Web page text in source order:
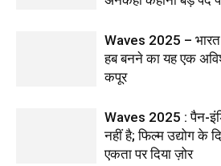
Waves 2025 –
हब बनने का यह एक
कपूर
Waves 2025 : पैन-
नहीं है; फिल्म उद्योग के
एकता पर दिया ज़ोर